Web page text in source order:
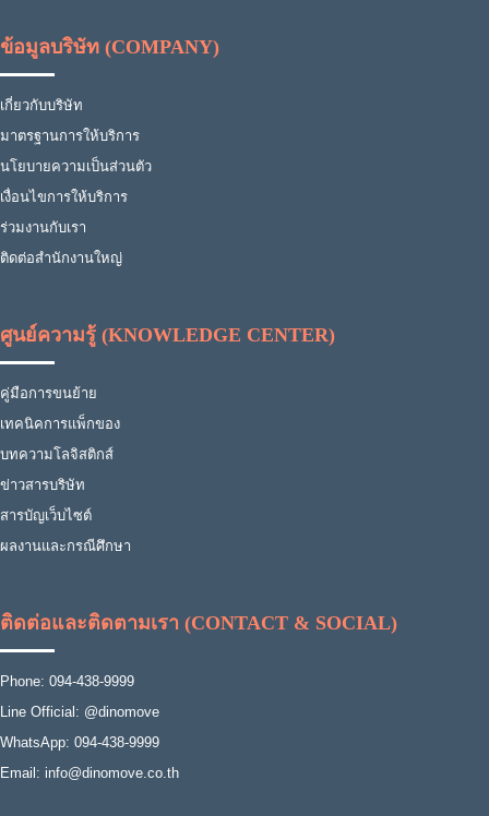
ข้อมูลบริษัท (COMPANY)
เกี่ยวกับบริษัท
มาตรฐานการให้บริการ
นโยบายความเป็นส่วนตัว
เงื่อนไขการให้บริการ
ร่วมงานกับเรา
ติดต่อสำนักงานใหญ่
ศูนย์ความรู้ (KNOWLEDGE CENTER)
คู่มือการขนย้าย
เทคนิคการแพ็กของ
บทความโลจิสติกส์
ข่าวสารบริษัท
สารบัญเว็บไซต์
ผลงานและกรณีศึกษา
ติดต่อและติดตามเรา (CONTACT & SOCIAL)
Phone: 094-438-9999
Line Official: @dinomove
WhatsApp: 094-438-9999
Email: info@dinomove.co.th